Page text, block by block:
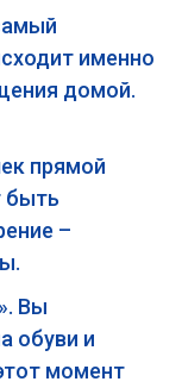
именно
домой.
прямой
быть
–
Вы
обуви и
момент